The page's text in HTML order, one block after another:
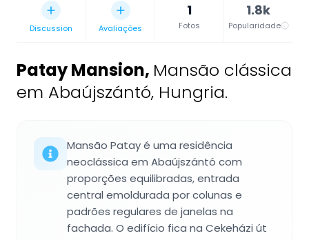
Discussion Avaliações
1
Fotos
1.8k
Popularidade
Patay Mansion, Mansão clássica
em Abaújszántó, Hungria.
Mansão Patay é uma residência
neoclássica em Abaújszántó com
proporções equilibradas, entrada
central emoldurada por colunas e
padrões regulares de janelas na
fachada. O edifício fica na Cekeházi út